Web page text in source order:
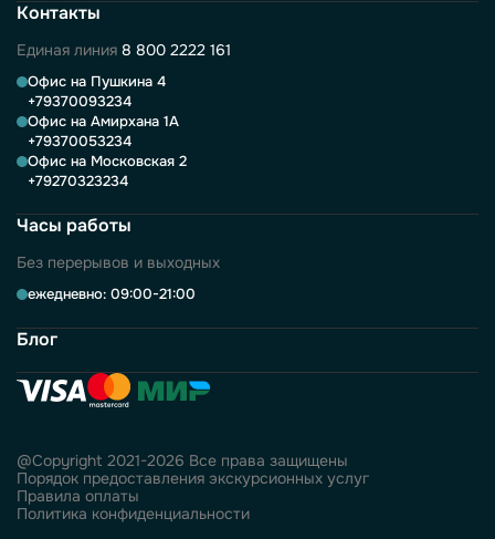
Контакты
Единая линия 8 800 2222 161
Офис на Пушкина 4
+79370093234
Офис на Амирхана 1А
+79370053234
Офис на Московская 2
+79270323234
Часы работы
Без перерывов и выходных
ежедневно: 09:00-21:00
Блог
@Copyright 2021-2026 Все права защищены
Порядок предоставления экскурсионных услуг
Правила оплаты
Политика конфиденциальности